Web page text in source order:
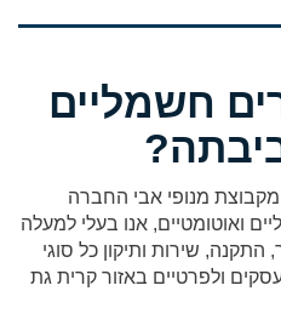
חשמליים
מנופי אבי החברה
ואוטומטיים, אנו בעלי למעלה
התקנה, שירות ותיקון כל סוגי
ולפרטיים באזור קרית גת